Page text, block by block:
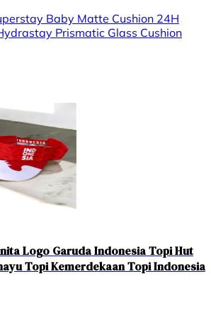
Baby Matte Cushion 24H
Prismatic Glass Cushion
Logo Garuda Indonesia Topi Hut
Topi Kemerdekaan Topi Indonesia